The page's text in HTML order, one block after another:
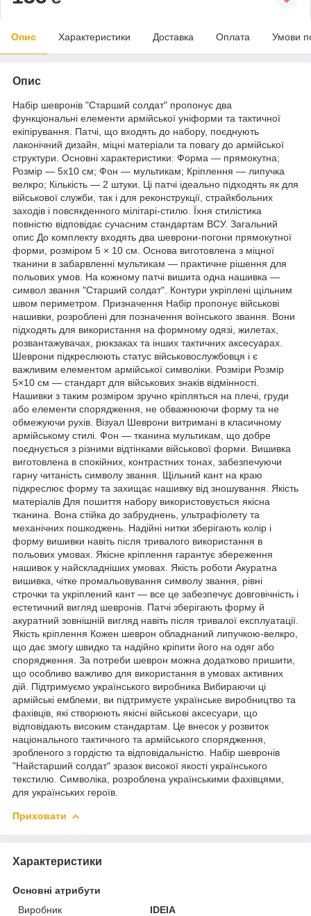
Опис Характеристики Доставка Оплата Умови
Опис
Набір шевронів "Старший солдат" пропонує два
функціональні елементи армійської уніформи та тактичної
екіпірування. Патчі, що входять до набору, поєднують
лаконічний дизайн, міцні матеріали та повагу до армійської
структури. Основні характеристики: Форма — прямокутна;
Розмір — 5х10 см; Фон — мультикам; Кріплення — липучка
велкро; Кількість — 2 штуки. Ці патчі ідеально підходять як для
військової служби, так і для реконструкції, страйкбольних
заходів і повсякденного мілітарі-стилю. Їхня стилістика
повністю відповідає сучасним стандартам ВСУ. Загальний
опис До комплекту входять два шеврони-погони прямокутної
форми, розміром 5 × 10 см. Основа виготовлена з міцної
тканини в забарвленні мультикам — практичне рішення для
польових умов. На кожному патчі вишита одна нашивка —
символ звання "Старший солдат". Контури укріплені щільним
швом периметром. Призначення Набір пропонує військові
нашивки, розроблені для позначення воїнського звання. Вони
підходять для використання на формному одязі, жилетах,
розвантажувачах, рюкзаках та інших тактичних аксесуарах.
Шеврони підкреслюють статус військовослужбовця і є
важливим елементом армійської символіки. Розміри Розмір
5×10 см — стандарт для військових знаків відмінності.
Нашивки з таким розміром зручно кріпляться на плечі, груди
або елементи спорядження, не обважнюючи форму та не
обмежуючи рухів. Візуал Шеврони витримані в класичному
армійському стилі. Фон — тканина мультикам, що добре
поєднується з різними відтінками військової форми. Вишивка
виготовлена в спокійних, контрастних тонах, забезпечуючи
гарну читаність символу звання. Щільний кант на краю
підкреслює форму та захищає нашивку від зношування. Якість
матеріалів Для пошиття набору використовується якісна
тканина. Вона стійка до забруднень, ультрафіолету та
механічних пошкоджень. Надійні нитки зберігають колір і
форму вишивки навіть після тривалого використання в
польових умовах. Якісне кріплення гарантує збереження
нашивок у найскладніших умовах. Якість роботи Акуратна
вишивка, чітке промальовування символу звання, рівні
строчки та укріплений кант — все це забезпечує довговічність і
естетичний вигляд шевронів. Патчі зберігають форму й
акуратний зовнішній вигляд навіть після тривалої експлуатації.
Якість кріплення Кожен шеврон обладнаний липучкою-велкро,
що дає змогу швидко та надійно кріпити його на одяг або
спорядження. За потреби шеврон можна додатково пришити,
що особливо важливо для використання в умовах активних
дій. Підтримуємо українського виробника Вибираючи ці
армійські емблеми, ви підтримуєте українське виробництво та
фахівців, які створюють якісні військові аксесуари, що
відповідають високим стандартам. Це внесок у розвиток
національного тактичного та армійського спорядження,
зробленого з гордістю та відповідальністю. Набір шевронів
"Найстарший солдат" зразок високої якості українського
текстилю. Символіка, розроблена українськими фахівцями,
для українських героїв.
Приховати
Характеристики
Основні атрибути
Виробник
IDEIA